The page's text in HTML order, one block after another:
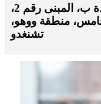
عنوان : الطابق الأول، الوحدة ب، المبنى رقم 2،
الخامس، منطقة ووهو،
تشنغدو